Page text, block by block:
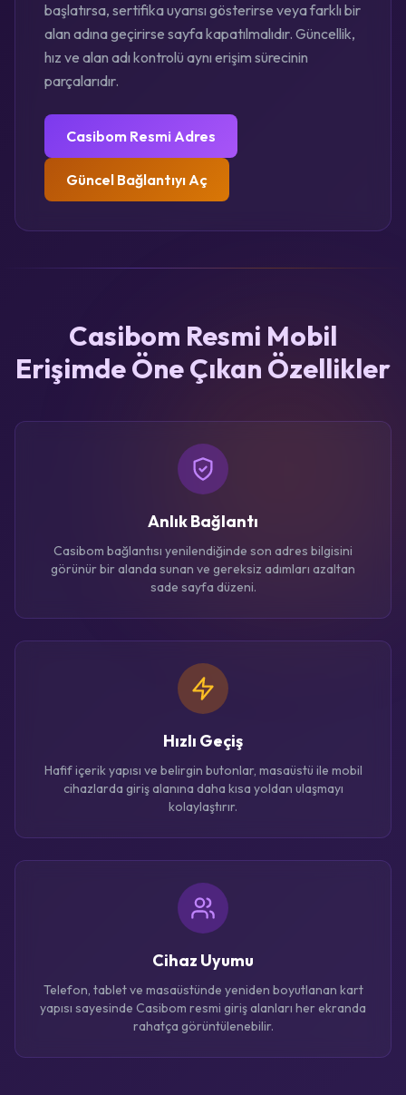
başlatırsa, sertifika uyarısı gösterirse veya farklı bir
alan adına geçirirse sayfa kapatılmalıdır. Güncellik,
hız ve alan adı kontrolü aynı erişim sürecinin
parçalarıdır.
Casibom Resmi Adres
Güncel Bağlantıyı Aç
Casibom Resmi Mobil
Erişimde Öne Çıkan Özellikler
Anlık Bağlantı
Casibom bağlantısı yenilendiğinde son adres bilgisini
görünür bir alanda sunan ve gereksiz adımları azaltan
sade sayfa düzeni.
Hızlı Geçiş
Hafif içerik yapısı ve belirgin butonlar, masaüstü ile mobil
cihazlarda giriş alanına daha kısa yoldan ulaşmayı
kolaylaştırır.
Cihaz Uyumu
Telefon, tablet ve masaüstünde yeniden boyutlanan kart
yapısı sayesinde Casibom resmi giriş alanları her ekranda
rahatça görüntülenebilir.